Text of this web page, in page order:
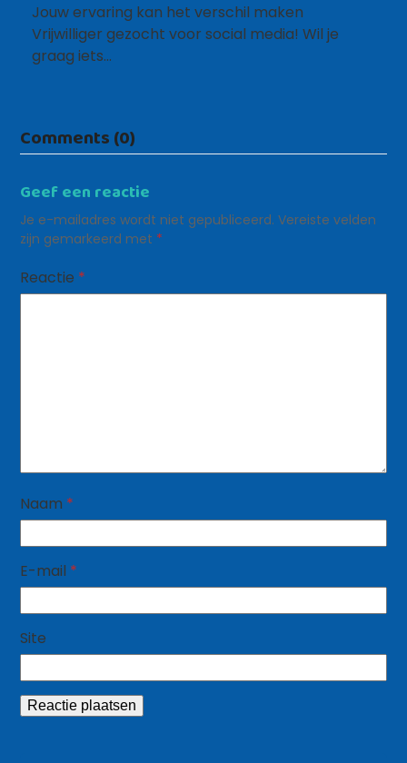
Jouw ervaring kan het verschil maken
Vrijwilliger gezocht voor social media! Wil je
graag iets…
Comments (0)
Geef een reactie
Je e-mailadres wordt niet gepubliceerd. Vereiste velden
zijn gemarkeerd met *
Reactie *
Naam *
E-mail *
Site